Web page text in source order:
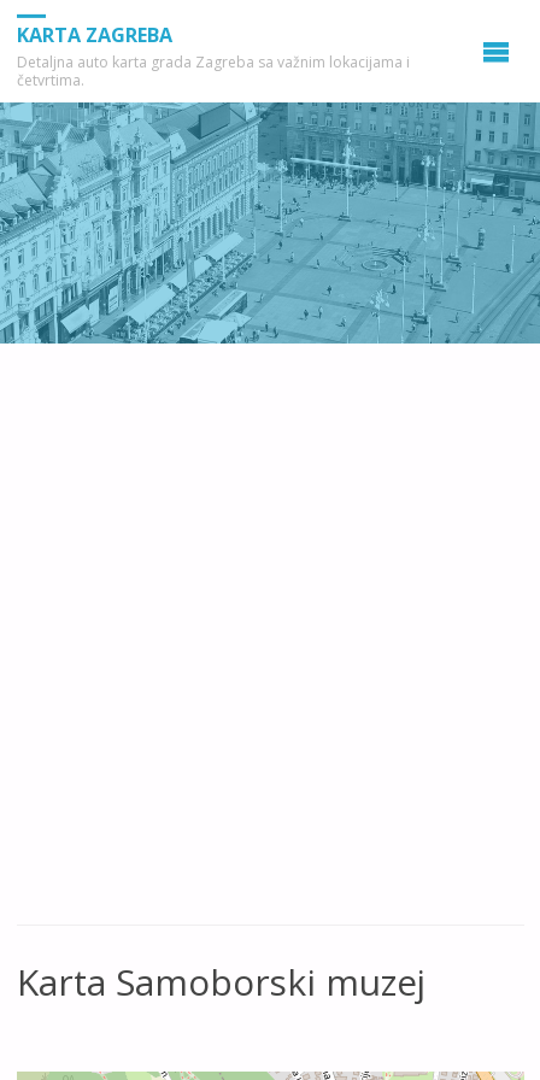
KARTA ZAGREBA
Detaljna auto karta grada Zagreba sa važnim lokacijama i
četvrtima.
Karta Samoborski muzej